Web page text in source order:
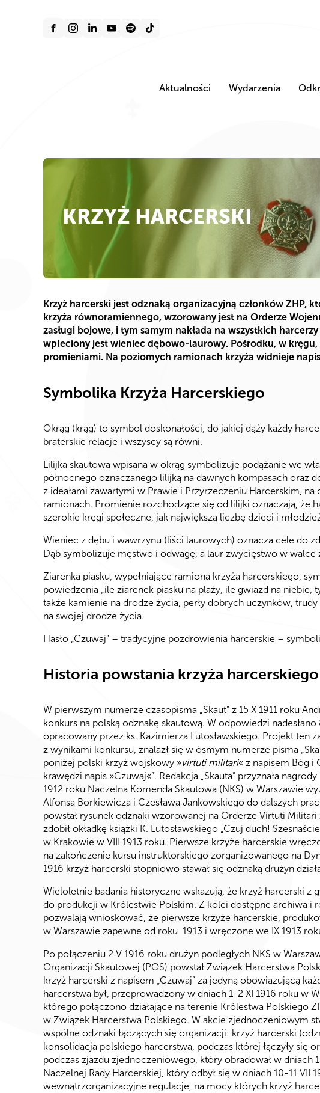
Aktualności Wydarzenia
KRZYŻ HARCERSKI
Krzyż harcerski jest odznaką organizacyjną członków ZHP,
krzyża równoramiennego, wzorowany jest na Orderze
zasługi bojowe, i tym samym nakłada na wszystkich
wpleciony jest wieniec dębowo-laurowy. Pośrodku, w
promieniami. Na poziomych ramionach krzyża widnieje napis
Symbolika Krzyża Harcerskiego
Okrąg (krąg) to symbol doskonałości, do jakiej dąży każdy
braterskie relacje i wszyscy są równi.
Lilijka skautowa wpisana w okrąg symbolizuje podążanie we
północnego oznaczanego lilijką na dawnych kompasach oraz
z ideałami zawartymi w Prawie i Przyrzeczeniu Harcerskim,
ramionach. Promienie rozchodzące się od lilijki oznaczają, że
szerokie kręgi społeczne, jak największą liczbę dzieci i
Wieniec z dębu i wawrzynu (liści laurowych) oznacza cele do
Dąb symbolizuje męstwo i odwagę, a laur zwycięstwo w walce
Ziarenka piasku, wypełniające ramiona krzyża harcerskiego,
powiedzenia „ile ziarenek piasku na plaży, ile gwiazd na niebie,
także kamienie na drodze życia, perły dobrych uczynków,
na swojej drodze życia.
Hasło „Czuwaj” – tradycyjne pozdrowienia harcerskie –
Historia powstania krzyża harcerskiego
W pierwszym numerze czasopisma „Skaut” z 15 X 1911 roku
konkurs na polską odznakę skautową. W odpowiedzi
opracowany przez ks. Kazimierza Lutosławskiego. Projekt ten
z wynikami konkursu, znalazł się w ósmym numerze pisma
poniżej polski krzyż wojskowy »virtuti militari« z napisem Bóg i
krawędzi napis »Czuwaj«”. Redakcja „Skauta” przyznała
1912 roku Naczelna Komenda Skautowa (NKS) w Warszawie
Alfonsa Borkiewicza i Czesława Jankowskiego do dalszych
powstał rysunek odznaki wzorowanej na Orderze Virtuti
zdobił okładkę książki K. Lutosławskiego „Czuj duch!
w Krakowie w VIII 1913 roku. Pierwsze krzyże harcerskie
na zakończenie kursu instruktorskiego zorganizowanego na
1916 krzyż harcerski stopniowo stawał się odznaką drużyn
Wieloletnie badania historyczne wskazują, że krzyż harcerski z
do produkcji w Królestwie Polskim. Z kolei dostępne archiwa i
pozwalają wnioskować, że pierwsze krzyże harcerskie,
w Warszawie zapewne od roku 1913 i wręczone we IX 1913
Po połączeniu 2 V 1916 roku drużyn podległych NKS w
Organizacji Skautowej (POS) powstał Związek Harcerstwa
krzyż harcerski z napisem „Czuwaj” za jedyną obowiązującą
harcerstwa był, przeprowadzony w dniach 1-2 XI 1916 roku w
którego połączono działające na terenie Królestwa Polskiego
w Związek Harcerstwa Polskiego. W akcie zjednoczeniowym
wspólne odznaki łączących się organizacji: krzyż harcerski
konsolidacja polskiego harcerstwa, podczas której łączyły się
podczas zjazdu zjednoczeniowego, który obradował w dniach
Naczelnej Rady Harcerskiej, który odbył się w dniach 10-11
wewnątrzorganizacyjne regulacje, na mocy których krzyż